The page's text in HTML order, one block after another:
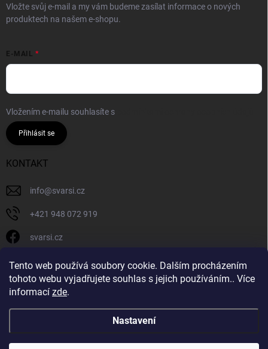
Tento web používá soubory cookie. Dalším procházením
tohoto webu vyjadřujete souhlas s jejich používáním.. Více
informací zde.
Nastavení
Vložte svůj e-mail a my vám budeme zasílat informace o nových
produktech na našem e-shopu.
E-MAIL
Vložením e-mailu souhlasíte s
Přihlásit se
KONTAKT
info@svarsi.cz
+421 948 072 919
svarsi.cz
svarsi.cz